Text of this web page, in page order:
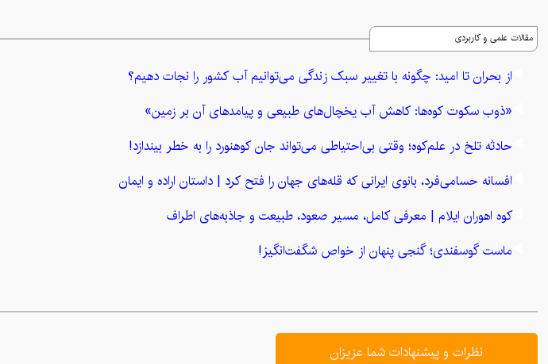
مقالات علمی و کاربردی
از بحران تا امید: چگونه با تغییر سبک زندگی می‌توانیم آب کشور را نجات دهیم؟
«ذوب سکوت کوه‌ها: کاهش آب یخچال‌های طبیعی و پیامدهای آن بر زمین»
حادثه تلخ در علم‌کوه؛ وقتی بی‌احتیاطی می‌تواند جان کوهنورد را به خطر بیندازد!
افسانه حسامی‌فرد، بانوی ایرانی که قله‌های جهان را فتح کرد | داستان اراده و ایمان
کوه اهوران ایلام | معرفی کامل، مسیر صعود، طبیعت و جاذبه‌های اطراف
ماست گوسفندی؛ گنجی پنهان از خواص شگفت‌انگیز!
نظرات و پیشنهادات شما عزیزان